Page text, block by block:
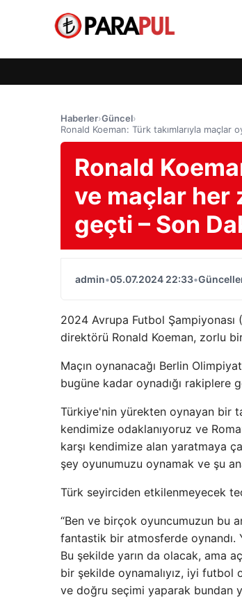
Haberler›Güncel›
Ronald Koeman: Türk takımlarıyla
Ronald
ve maçlar her
geçti – Son
admin•05.07.2024 22:33•
2024 Avrupa Futbol Şampiyonası
direktörü Ronald Koeman, zorlu
Maçın oynanacağı Berlin
bugüne kadar oynadığı rakiplere
Türkiye'nin yürekten oynayan bir
kendimize odaklanıyoruz ve
karşı kendimize alan yaratmaya
şey oyunumuzu oynamak ve şu
Türk seyirciden etkilenmeyecek
“Ben ve birçok oyuncumuzun bu
fantastik bir atmosferde oynandı.
Bu şekilde yarın da olacak, ama
bir şekilde oynamalıyız, iyi futbol
ve doğru seçimi yaparak bundan